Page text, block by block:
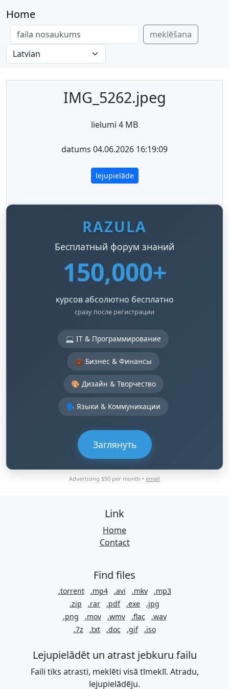
Home
meklēšana
IMG_5262.jpeg
lielumi 4 MB
datums 04.06.2026 16:19:09
lejupielāde
RAZULA
Бесплатный форум знаний
150,000+
курсов абсолютно бесплатно
сразу после регистрации
💻 IT & Программирование
💼 Бизнес & Финансы
🎨 Дизайн & Творчество
🗣️ Языки & Коммуникации
Заглянуть
Advertising $50 per month • email
Link
Home
Contact
Find files
.torrent .mp4 .avi .mkv
.mp3
.zip
.rar .pdf .exe
.jpg
.png
.mov .wmv .flac
.wav
.7z
.txt .doc .gif .iso
Lejupielādēt un atrast jebkuru failu
Faili tiks atrasti, meklēti visā tīmeklī. Atradu,
lejupielādēju.